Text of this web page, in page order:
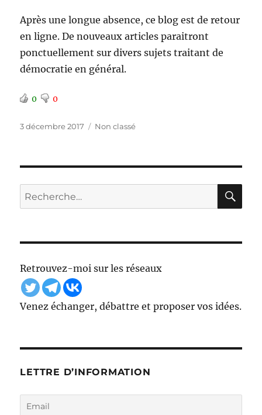
Après une longue absence, ce blog est de retour
en ligne. De nouveaux articles paraitront
ponctuellement sur divers sujets traitant de
démocratie en général.
0 0
Publié
3 décembre 2017 Catégories
Non classé
Recherche
pour :
Retrouvez-moi sur les réseaux
Venez échanger, débattre et proposer vos idées.
LETTRE D’INFORMATION